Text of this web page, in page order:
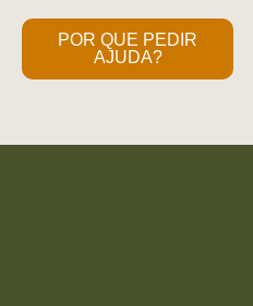
POR QUE PEDIR
AJUDA?